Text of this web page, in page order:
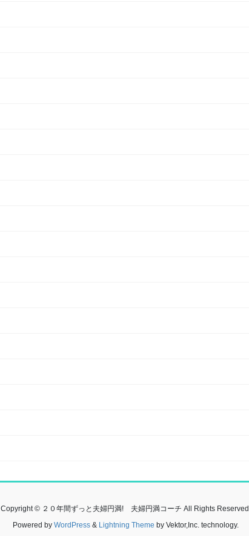
Copyright © ２０年間ずっと夫婦円満! 夫婦円満コーチ All Rights Reserved.
Powered by WordPress& Lightning Theme by Vektor,Inc. technology.